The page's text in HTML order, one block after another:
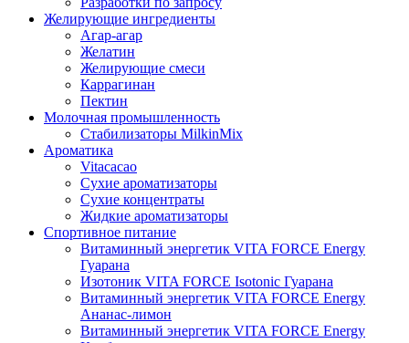
Желирующие ингредиенты
Агар-агар
Желатин
Желирующие смеси
Каррагинан
Пектин
Молочная промышленность
Стабилизаторы MilkinMix
Ароматика
Vitacacao
Сухие ароматизаторы
Сухие концентраты
Жидкие ароматизаторы
Спортивное питание
Витаминный энергетик VITA FORCE Energy
Гуарана
Изотоник VITA FORCE Isotonic Гуарана
Витаминный энергетик VITA FORCE Energy
Ананас-лимон
Витаминный энергетик VITA FORCE Energy